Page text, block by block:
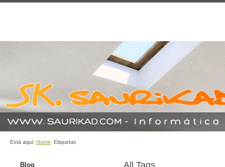
Está aquí: Home Etiquetas
Blog